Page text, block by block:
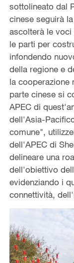
sottolineato dal
cinese seguirà
ascolterà le
le parti per
infondendo
della regione e
la cooperazione
parte cinese si
APEC di
dell'Asia-
comune",
dell'APEC di
delineare una
dell'obiettivo
evidenziando i
connettività,